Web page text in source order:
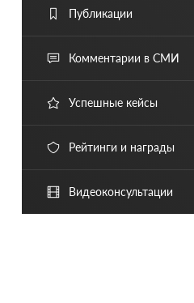
Публикации
Комментарии в СМИ
Успешные кейсы
Рейтинги и награды
Видеоконсультации